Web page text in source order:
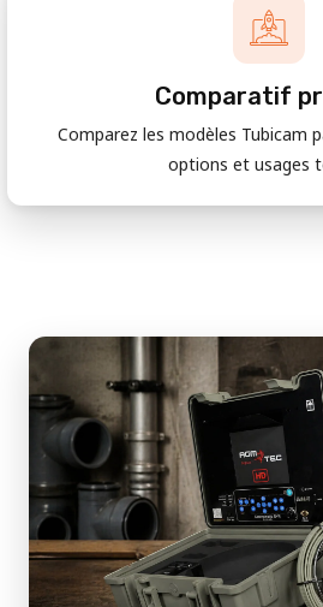
Comparatif
Comparez les modèles Tubicam
options et usages